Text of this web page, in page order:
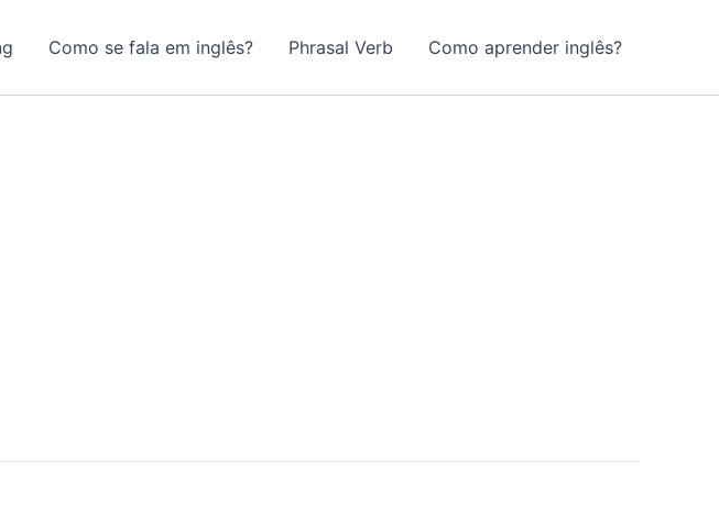
Como se fala em inglês? Phrasal Verb Como aprender inglês?